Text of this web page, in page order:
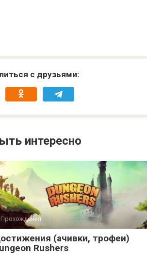
с друзьями:
интересно
Прохождения
(ачивки, трофеи)
Rushers